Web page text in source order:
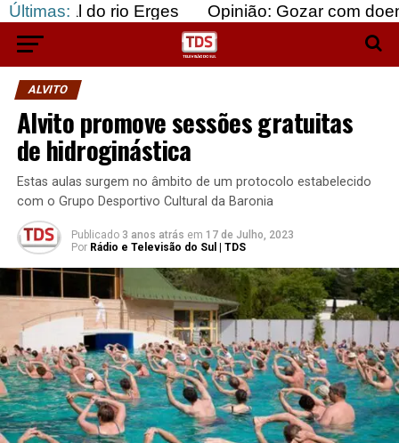
Últimas:
rio Erges Opinião: Gozar com doentes e
ALVITO
Alvito promove sessões gratuitas
de hidroginástica
Estas aulas surgem no âmbito de um protocolo estabelecido
com o Grupo Desportivo Cultural da Baronia
Publicado 3 anos atrás em 17 de Julho, 2023
Por Rádio e Televisão do Sul | TDS